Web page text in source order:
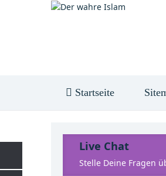
Startseite
Live Chat
Stelle Deine Fragen